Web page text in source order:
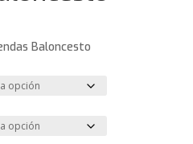
Baloncesto